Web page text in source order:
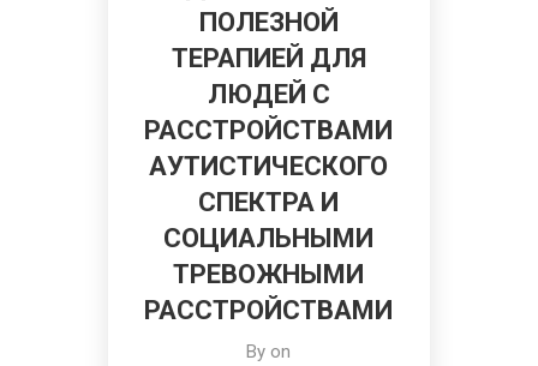
ПОЛЕЗНОЙ
ТЕРАПИЕЙ ДЛЯ
ЛЮДЕЙ С
РАССТРОЙСТВАМИ
АУТИСТИЧЕСКОГО
СПЕКТРА И
СОЦИАЛЬНЫМИ
ТРЕВОЖНЫМИ
РАССТРОЙСТВАМИ
By on